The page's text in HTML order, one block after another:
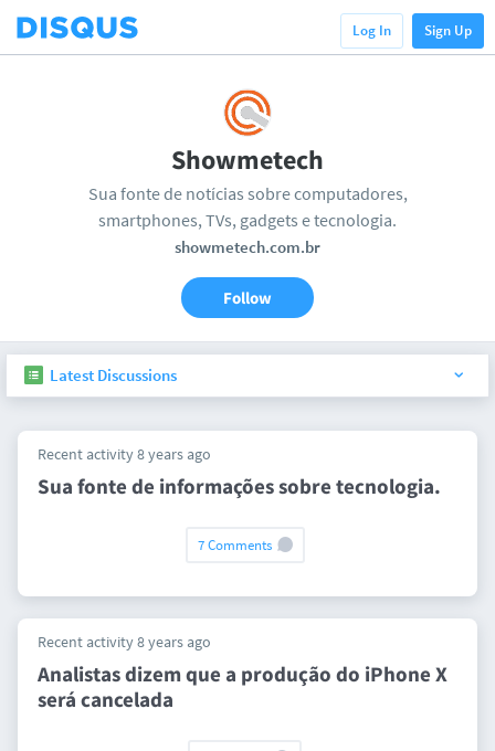
Log In Sign Up
Showmetech
Sua fonte de notícias sobre computadores,
smartphones, TVs, gadgets e tecnologia.
showmetech.com.br
Follow
Latest Discussions
Recent activity 8 years ago
Sua fonte de informações sobre tecnologia.
7 Comments
Recent activity 8 years ago
Analistas dizem que a produção do iPhone X
será cancelada